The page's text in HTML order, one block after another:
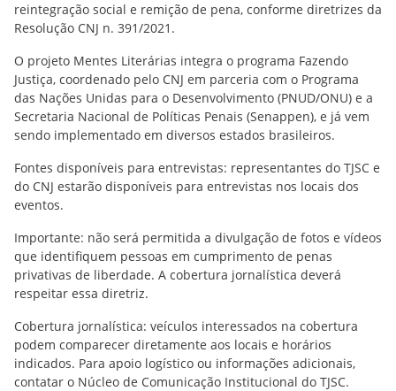
reintegração social e remição de pena, conforme diretrizes da
Resolução CNJ n. 391/2021.
O projeto Mentes Literárias integra o programa Fazendo
Justiça, coordenado pelo CNJ em parceria com o Programa
das Nações Unidas para o Desenvolvimento (PNUD/ONU) e a
Secretaria Nacional de Políticas Penais (Senappen), e já vem
sendo implementado em diversos estados brasileiros.
Fontes disponíveis para entrevistas: representantes do TJSC e
do CNJ estarão disponíveis para entrevistas nos locais dos
eventos.
Importante: não será permitida a divulgação de fotos e vídeos
que identifiquem pessoas em cumprimento de penas
privativas de liberdade. A cobertura jornalística deverá
respeitar essa diretriz.
Cobertura jornalística: veículos interessados na cobertura
podem comparecer diretamente aos locais e horários
indicados. Para apoio logístico ou informações adicionais,
contatar o Núcleo de Comunicação Institucional do TJSC.